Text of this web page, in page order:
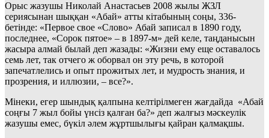
Орыс жазушы Николай Анастасьев 2008 жылы ЖЗЛ
сериясынан шыққан «Абай» атты кітабының соңы, 336-
бетінде: «Первое свое «Слово» Абай записал в 1890 году,
последнее, «Сорок пятое» – в 1897-м» дей келе, таңданысын
жасыра алмай былай деп жазады: «Жизни ему еще оставалось
семь лет, так отчего ж оборвал он эту речь, в которой
запечатлелись и опыт прожитых лет, и мудрость знания, и
прозрения, и иллюзии, – все?».
Мінеки, егер шындық қалпына келтірілмеген жағдайда «Абай
соңғы 7 жыл бойы үнсіз қалған ба?» деп жалғыз мәскеулік
жазушы емес, бүкіл әлем жұртшылығы қайран қалмақшы.